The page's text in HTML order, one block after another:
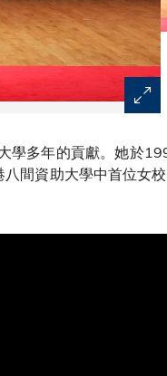
學多年的貢獻。她於
間資助大學中首位女